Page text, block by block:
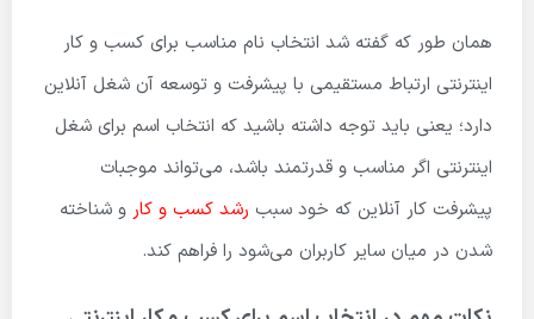
همان طور که گفته شد انتخاب نام مناسب برای کسب و کار
اینترنتی ارتباط مستقیمی با پیشرفت و توسعه آن شغل آنلاین
دارد؛ یعنی باید توجه داشته باشید که انتخاب اسم برای شغل
اینترنتی اگر مناسب و قدرتمند باشد، می‌تواند موجبات
پیشرفت کار آنلاین که خود سبب رشد کسب و کار و شناخته
شدن در میان سایر کاربران می‌شود را فراهم کند.